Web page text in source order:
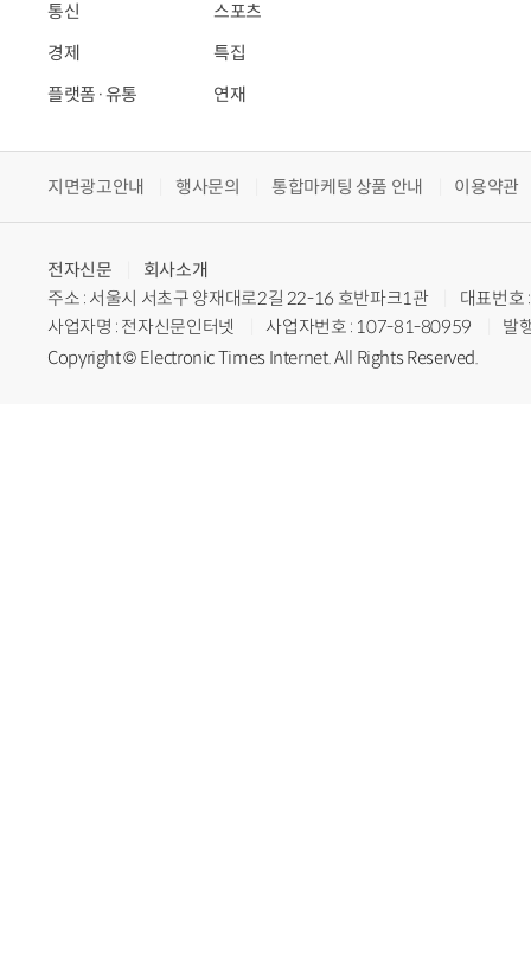
통신
경제
플랫폼·유통
스포츠
특집
연재
지면광고안내 행사문의 통합마케팅 상품 안내 이용약관
전자신문
회사소개
주소 : 서울시 서초구 양재대로2길 22-16 호반파크1관
대표번
사업자명 : 전자신문인터넷
사업자번호 : 107-81-80959
발
Copyright © Electronic Times Internet. All Rights Reserved.